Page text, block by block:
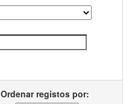
Ordenar registos por: